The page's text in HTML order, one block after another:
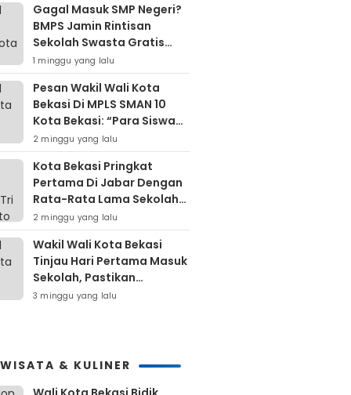
Gagal Masuk SMP Negeri?
BMPS Jamin Rintisan
Sekolah Swasta Gratis
Untuk Masyarakat Kota
Bekasi
1 minggu yang lalu
Pesan Wakil Wali Kota
Bekasi Di MPLS SMAN 10
Kota Bekasi: “Para Siswa
Hindari Perilaku Yang
Bertentangan Dengan
Norma Masyarakat
Maupun Agama”
2 minggu yang lalu
Kota Bekasi Pringkat
Pertama Di Jabar Dengan
Rata-Rata Lama Sekolah
Di Atas 12 Tahun
2 minggu yang lalu
Wakil Wali Kota Bekasi
Tinjau Hari Pertama Masuk
Sekolah, Pastikan
Kesiapan SMP Negeri
3 minggu yang lalu
& KULINER